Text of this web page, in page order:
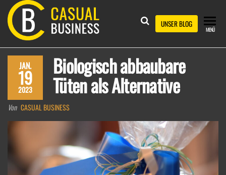
Zum
Inhalt
springen
CASUAL
BUSINESS
UNSER BLOG
MENÜ
JAN.
19
2023
Biologisch abbaubare
Tüten als Alternative
Von CASUAL BUSINESS